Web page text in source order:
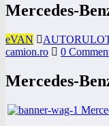
Mercedes-
eVAN
camion.ro
0
Mercedes-